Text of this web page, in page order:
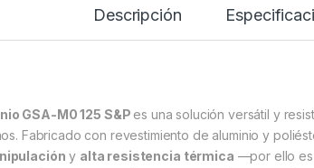
Descripción
GSA-M0 125 S&P es una solución versátil y
Fabricado con revestimiento de aluminio y
y alta resistencia térmica —por ello es